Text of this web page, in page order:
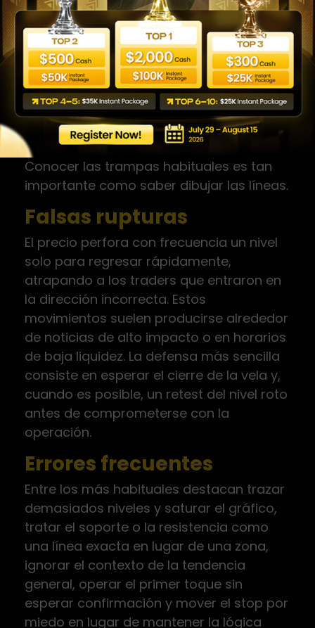
la confirmación dentro de un contexto
favorable.
Falsos quiebres y
errores comunes
El mercado castiga con frecuencia a
quien opera niveles de forma mecánica.
Conocer las trampas habituales es tan
importante como saber dibujar las líneas.
Falsas rupturas
El precio perfora con frecuencia un nivel
solo para regresar rápidamente,
atrapando a los traders que entraron en
la dirección incorrecta. Estos
movimientos suelen producirse alrededor
de noticias de alto impacto o en horarios
de baja liquidez. La defensa más sencilla
consiste en esperar el cierre de la vela y,
cuando es posible, un retest del nivel roto
antes de comprometerse con la
operación.
Errores frecuentes
Entre los más habituales destacan trazar
demasiados niveles y saturar el gráfico,
tratar el soporte o la resistencia como
una línea exacta en lugar de una zona,
ignorar el contexto de la tendencia
general, operar el primer toque sin
esperar confirmación y mover el stop por
miedo en lugar de mantener la lógica